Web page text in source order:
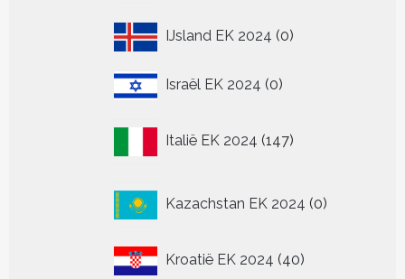
IJsland EK 2024 00
Israël EK 2024 00
Italië EK 2024 147
producten
Kazachstan EK 2024 0
producten
Kroatië EK 2024 4040